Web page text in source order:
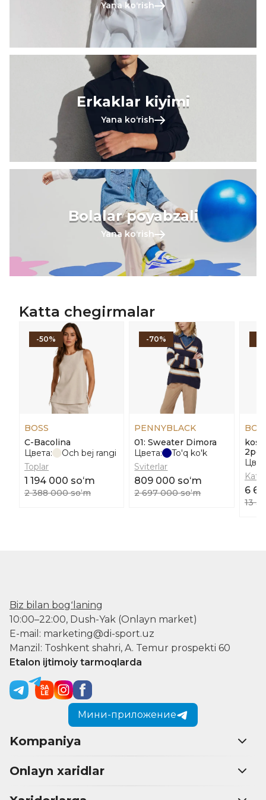
Yana koʻrish
Erkaklar kiyimi
Yana koʻrish
Bolalar poyabzali
Yana koʻrish
Katta chegirmalar
-50%
BOSS
С-Bacolina
Цвета:
Och bej rangi
Toplar
1 194 000 soʻm
2 388 000 soʻm
-70%
PENNYBLACK
01: Sweater Dimora
Цвета:
To'q ko'k
Sviterlar
809 000 soʻm
2 697 000 soʻm 6
13
Biz bilan bogʻlaning
10:00–22:00, Dush-Yak (Onlayn market)
E-mail: marketing@di-sport.uz
Manzil: Toshkent shahri, A. Temur prospekti 60
Etalon ijtimoiy tarmoqlarda
Мини-приложение
Kompaniya
Onlayn xaridlar